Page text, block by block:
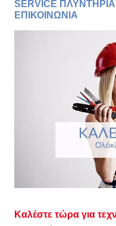
SERVICE
ΕΠΙΚΟΙΝΩΝΙΑ
Καλέστε τώρα για